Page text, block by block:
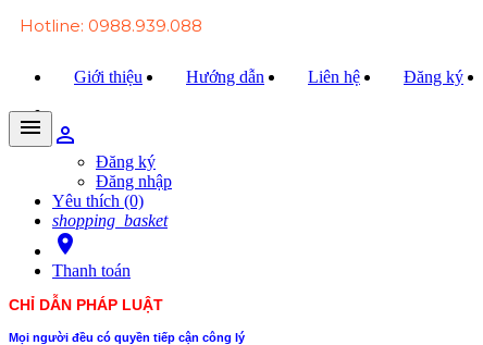
Hotline: 0988.939.088
Giới thiệu Hướng dẫn Liên hệ Đăng ký
person_outline
Đăng ký
Đăng nhập
Yêu thích (0)
shopping_basket
room
Thanh toán
menu
CHỈ DẪN PHÁP LUẬT
Mọi người đều có quyền tiếp cận công lý
Văn bản Luật
Văn bản Đảng
Tài liệu